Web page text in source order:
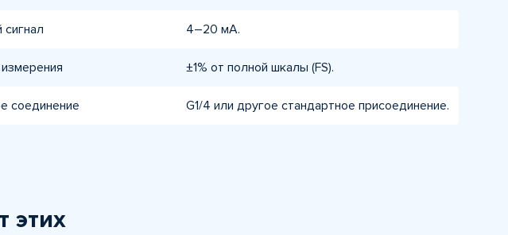
4–20 мА.
±1% от полной шкалы (FS).
соединение G1/4 или другое стандартное присоединение.
этих